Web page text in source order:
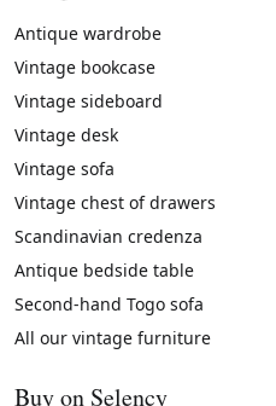
Antique wardrobe
Vintage bookcase
Vintage sideboard
Vintage desk
Vintage sofa
Vintage chest of drawers
Scandinavian credenza
Antique bedside table
Second-hand Togo sofa
All our vintage furniture
Buy on Selency